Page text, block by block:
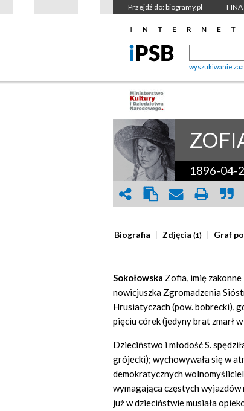
Przejdź do: biogramy.pl FINA
wyszukiwanie
1896-04-
Biografia Zdjęcia(1) Graf
Sokołowska Zofia, imię
nowicjuszka Zgromadzenia
Hrusiatyczach (pow. bobrecki),
pięciu córek (jedyny brat zmarł
Dzieciństwo i młodość S.
grójecki); wychowywała się w
demokratycznych
wymagająca częstych wyjazdów
już w dzieciństwie musiała